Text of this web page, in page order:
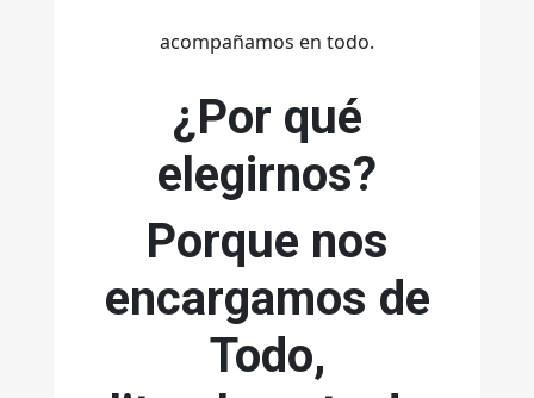
acompañamos en todo.
¿Por qué
elegirnos?
Porque nos
encargamos de
Todo,